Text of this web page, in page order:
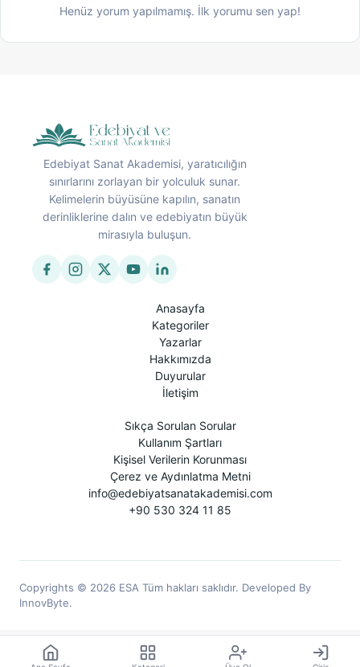
Henüz yorum yapılmamış. İlk yorumu sen yap!
Edebiyat Sanat Akademisi, yaratıcılığın
sınırlarını zorlayan bir yolculuk sunar.
Kelimelerin büyüsüne kapılın, sanatın
derinliklerine dalın ve edebiyatın büyük
mirasıyla buluşun.
Anasayfa
Kategoriler
Yazarlar
Hakkımızda
Duyurular
İletişim
Sıkça Sorulan Sorular
Kullanım Şartları
Kişisel Verilerin Korunması
Çerez ve Aydınlatma Metni
info@edebiyatsanatakademisi.com
+90 530 324 11 85
Copyrights © 2026 ESA Tüm hakları saklıdır. Developed By
InnovByte.